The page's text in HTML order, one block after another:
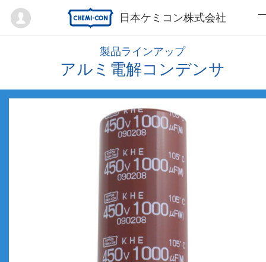
日本ケミコン株式会社
Mypage
製品ラインアップ
アルミ電解コンデンサ